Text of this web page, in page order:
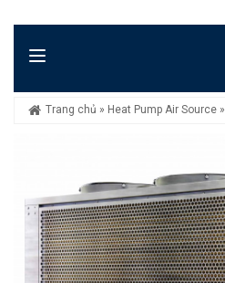
Trang chủ » Heat Pump Air Source »